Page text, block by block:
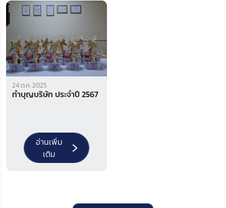
24 ต.ค. 2025
ทำบุญบริษัท ประจำปี 2567
อ่านเพิ่ม
เติม